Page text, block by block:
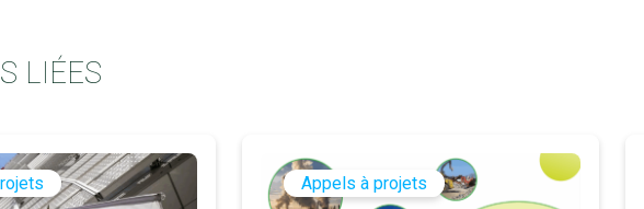
LIÉES
Appels à projets